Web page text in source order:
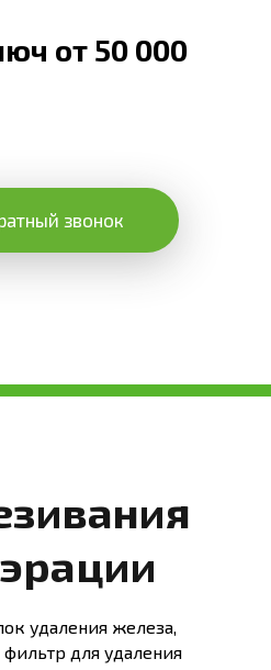
от 50 000
звонок
удаления железа,
для удаления